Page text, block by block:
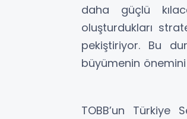
daha güçlü
oluşturdukları
pekiştiriyor. Bu
büyümenin önemini
TOBB’un Türkiye